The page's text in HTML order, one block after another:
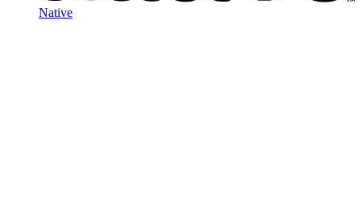
Native